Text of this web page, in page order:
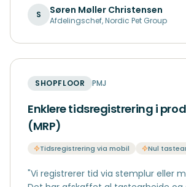
S Søren Møller Christensen
Afdelingschef,Nordic Pet Group
SHOPFLOOR PMJ
Enklere tidsregistrering i
(MRP)
Tidsregistrering via mobil Nul
"Vi registrerer tid via stemplur eller